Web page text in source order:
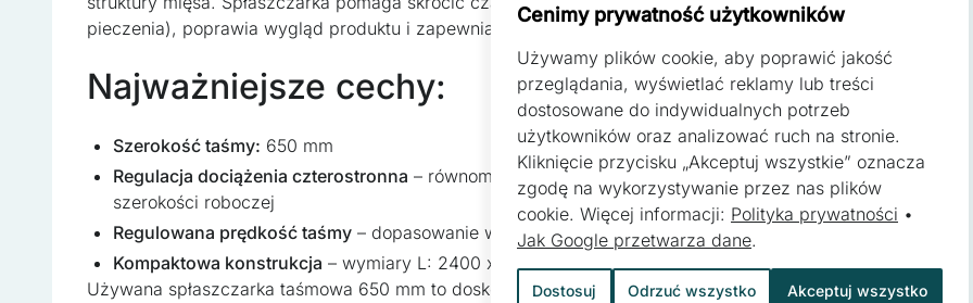
pieczenia), poprawia wygląd produktu i zapewnia powtarzalną wagę porcji.
Najważniejsze cechy:
Szerokość taśmy: 650 mm
Regulacja dociążenia czterostronna – równomierne spłaszczanie na całej
szerokości roboczej
Regulowana prędkość taśmy – dopasowanie wydajności do innych maszyn w linii
Kompaktowa konstrukcja – wymiary L: 2400 x W: 950 x H: 1400 mm
Używana spłaszczarka taśmowa 650 mm to doskonałe rozwiązanie dla zakładów,
Cenimy prywatność użytkowników
Używamy plików cookie, aby poprawić jakość
przeglądania, wyświetlać reklamy lub treści
dostosowane do indywidualnych potrzeb
użytkowników oraz analizować ruch na stronie.
Kliknięcie przycisku „Akceptuj wszystkie” oznacza
zgodę na wykorzystywanie przez nas plików
cookie. Więcej informacji: Polityka prywatności •
Jak Google przetwarza dane.
Dostosuj Odrzuć wszystko Akceptuj wszystko
Preferencje
Pliki cookie dotyczące preferencji umożliwiają stronie zapamiętanie informacji, które zmieniają
strony, np. preferowany język lub region, w którym znajduje się użytkownik.
Statystyka
Statystyczne pliki cookie pomagają właścicielem stron internetowych zrozumieć, w jaki sposób
zachowują się na stronie, gromadząc i zgłaszając anonimowe informacje.
Marketing